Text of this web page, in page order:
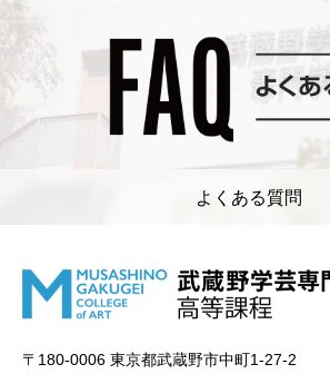
よくある質問
〒180-0006 東京都武蔵野市中町1-27-2